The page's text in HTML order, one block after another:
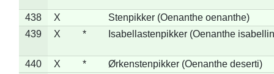
438 X
Stenpikker (Oenanthe oenanthe)
439
X * Isabellastenpikker (Oenanthe
440 X *
Ørkenstenpikker (Oenanthe deserti)